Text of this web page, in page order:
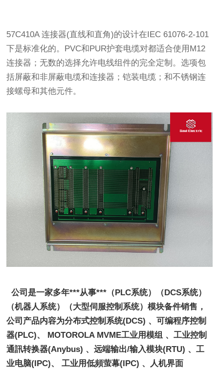
57C410A 连接器(直线和直角)的设计在IEC 61076-2-101
下是标准化的。PVC和PUR护套电缆对都适合使用M12
连接器；无数的选择允许电线组件的完全定制。选项包
括屏蔽和非屏蔽电缆和连接器；铠装电缆；和不锈钢连
接螺母和其他元件。
（机器人系统）（大型伺服控制系统）模块备件销售，
公司产品内容为分布式控制系统(DCS) 、可编程序控制
器(PLC)、 MOTOROLA MVME工业用模组 、工业控制
通訊转换器(Anybus) 、远端输出/输入模块(RTU) 、工
业电脑(IPC)、 工业用低頻萤幕(IPC) 、人机界面